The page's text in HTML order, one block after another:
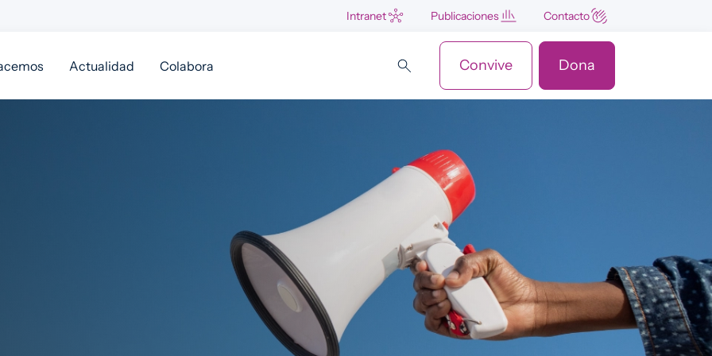
Intranet Publicaciones Contacto
Actualidad Colabora Convive Dona